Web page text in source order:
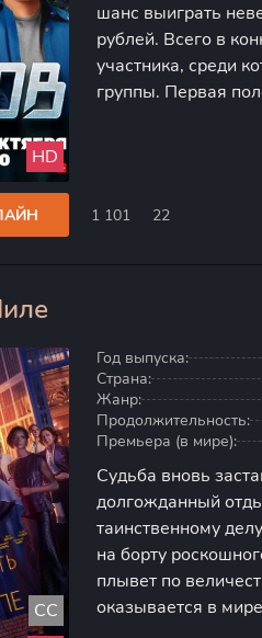
HD
шанс выиграть
рублей. Всего в
участника, среди
группы. Первая
1 101 22
CC
Год выпуска:
Страна:
Жанр:
Продолжительность:
Премьера (в мире):
Судьба вновь
долгожданный
таинственному
на борту
плывет по
оказывается в